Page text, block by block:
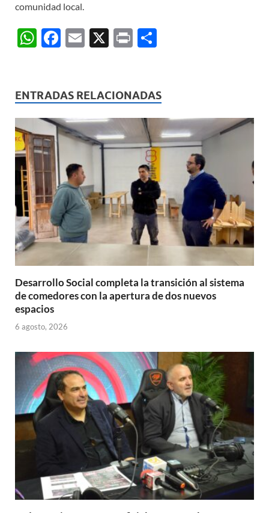
comunidad local.
W
s
A
p
p
F
b
o
o
E
X
P
p
ar
ti
r
ENTRADAS RELACIONADAS
Desarrollo Social completa la transición al sistema
de comedores con la apertura de dos nuevos
espacios
6 agosto, 2026